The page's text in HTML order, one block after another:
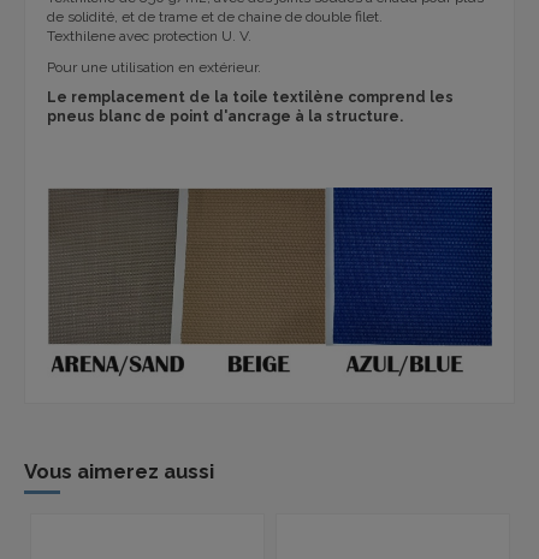
de solidité, et de trame et de chaine de double filet.
Texthilene avec protection U. V.
Pour une utilisation en extérieur.
Le remplacement de la toile textilène comprend les
pneus blanc de point d'ancrage à la structure.
Vous aimerez aussi